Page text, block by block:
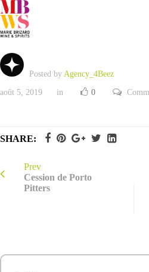
Projet de cession de
Posted by Agency_4Beez
août 5, 2019 in 0
SHARE:
Prev
Cession de Porto
Pitters